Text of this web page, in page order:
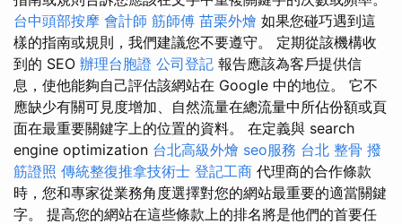
台中頭部按摩 會計師 筋師傅 苗栗外燴 如果您碰巧遇到這
樣的指南或規則，我們建議您不要遵守。 定期從該機構收
到的 SEO 辦理台胞證 公司登記 報告應該為客戶提供信
息，使他能夠自己評估該網站在 Google 中的地位。 它不
應缺少有關可見度增加、自然流量在總流量中所佔份額或頁
面在最重要關鍵字上的位置的資料。 在定義與 search
engine optimization 台北高級外燴 seo服務 台北 整骨 撥
筋證照 傳統整復推拿技術士 登記工商 代理商的合作條款
時，您和專家從業務角度選擇對您的網站最重要的適當關鍵
字。 提高您的網站在這些條款上的排名將是他們的首要任